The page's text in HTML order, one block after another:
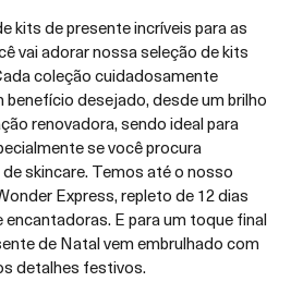
kits de presente incríveis para as
vai adorar nossa seleção de kits
coleção cuidadosamente
benefício desejado, desde um brilho
renovadora, sendo ideal para
se você procura
skincare. Temos até o nosso
Express, repleto de 12 dias
E para um toque final
de Natal vem embrulhado com
detalhes festivos.